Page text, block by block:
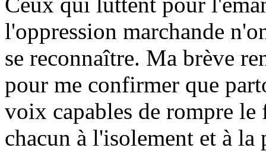
l'oppression marchande
se reconnaître. Ma brève
pour me confirmer que
voix capables de rompre
chacun à l'isolement et à